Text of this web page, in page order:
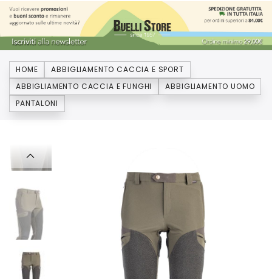
HOME
ABBIGLIAMENTO CACCIA E SPORT
ABBIGLIAMENTO CACCIA E FUNGHI
ABBIGLIAMENTO UOMO
PANTALONI